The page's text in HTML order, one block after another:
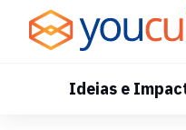
Content
Ideias e